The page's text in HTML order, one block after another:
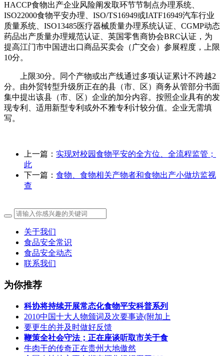
HACCP食物出产企业风险阐发取环节节制点办理系统、
ISO22000食物平安办理、ISO/TS16949或IATF16949汽车行业
质量系统、ISO13485医疗器械质量办理系统认证、CGMP动态
药品出产质量办理规范认证、英国零售商协会BRC认证，为
提高江门市中国进出口商品买卖会（广交会）参展程度，上限
10分。
上限30分。同个产物或出产线通过多项认证累计不跨越2
分。由外贸转型升级所正在的县（市、区）商务从管部分书面
集中提出该县（市、区）企业的加分内容。按照企业具有的发
现专利、适用新型专利或外不雅专利计较分值。企业无需填
写。
上一篇： 实现对校园食物平安的全方位、全流程监管；
此
下一篇： 食物、食物相关产物者和食物出产小做坊监视
查
关于我们
食品安全常识
食品安全动态
联系我们
为你推荐
科协将持续开展常态化食物平安科普系列
2010中国十大人物颁词及次要事迹(附加上
要更生的并及时做好反馈
鞭策全社会守法；正在座谈听取市关于食
牛肉干的传奇正在贵州大地傲然